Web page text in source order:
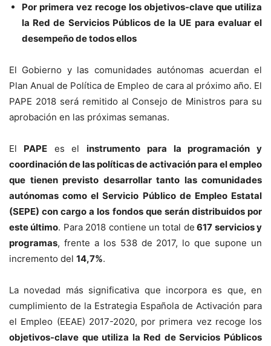
Por primera vez recoge los objetivos-clave que utiliza
la Red de Servicios Públicos de la UE para evaluar el
desempeño de todos ellos
El Gobierno y las comunidades autónomas acuerdan el
Plan Anual de Política de Empleo de cara al próximo año. El
PAPE 2018 será remitido al Consejo de Ministros para su
aprobación en las próximas semanas.
El PAPEes el instrumento para la programación y
coordinación de las políticas de activación para el empleo
que tienen previsto desarrollar tanto las comunidades
autónomas como el Servicio Público de Empleo Estatal
(SEPE) con cargo a los fondos que serán distribuidos por
este último. Para 2018 contiene un total de 617 servicios y
programas, frente a los 538 de 2017, lo que supone un
incremento del 14,7%.
La novedad más significativa que incorpora es que, en
cumplimiento de la Estrategia Española de Activación para
el Empleo (EEAE) 2017-2020, por primera vez recoge los
objetivos-clave que utiliza la Red de Servicios Públicos